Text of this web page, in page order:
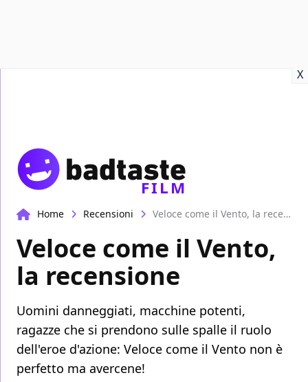
X
FILM
Home Recensioni Veloce come il Vento, la recensione
Veloce come il Vento,
la recensione
Uomini danneggiati, macchine potenti,
ragazze che si prendono sulle spalle il ruolo
dell'eroe d'azione: Veloce come il Vento non è
perfetto ma avercene!